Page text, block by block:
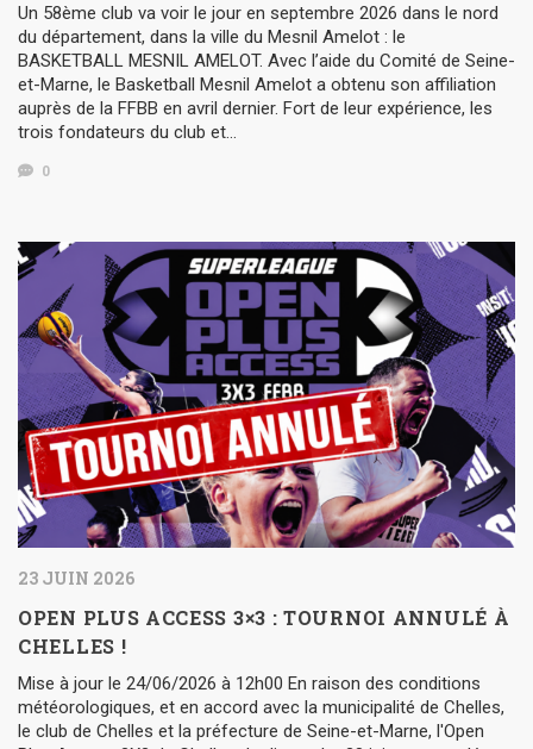
Un 58ème club va voir le jour en septembre 2026 dans le nord
du département, dans la ville du Mesnil Amelot : le
BASKETBALL MESNIL AMELOT. Avec l’aide du Comité de Seine-
et-Marne, le Basketball Mesnil Amelot a obtenu son affiliation
auprès de la FFBB en avril dernier. Fort de leur expérience, les
trois fondateurs du club et…
0
23 JUIN 2026
OPEN PLUS ACCESS 3×3 : TOURNOI ANNULÉ À
CHELLES !
Mise à jour le 24/06/2026 à 12h00 En raison des conditions
météorologiques, et en accord avec la municipalité de Chelles,
le club de Chelles et la préfecture de Seine-et-Marne, l'Open